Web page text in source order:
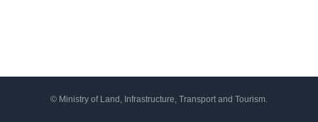
© Ministry of Land, Infrastructure, Transport and Tourism.